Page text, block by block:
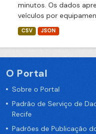
minutos. Os dados
veículos por
CSV JSON
O Portal
Sobre o Portal
Padrão de Serviço de
Recife
Padrões de Publicação